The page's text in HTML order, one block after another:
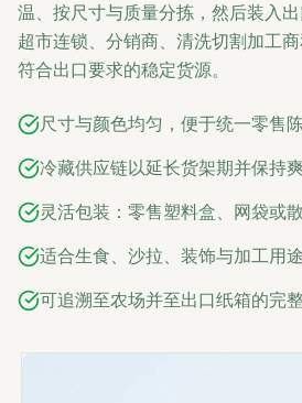
温、按尺寸与质量分拣，然后装入
超市连锁、分销商、清洗切割加工
符合出口要求的稳定货源。
尺寸与颜色均匀，便于统一零售
冷藏供应链以延长货架期并保持
灵活包装：零售塑料盒、网袋或
适合生食、沙拉、装饰与加工用途
可追溯至农场并至出口纸箱的完